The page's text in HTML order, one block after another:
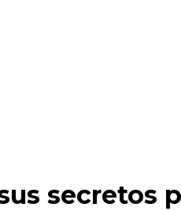
secretos